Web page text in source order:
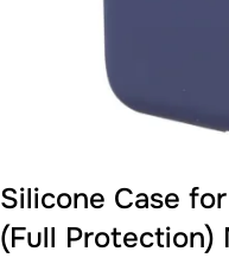
Silicone Case
(Full Protection)